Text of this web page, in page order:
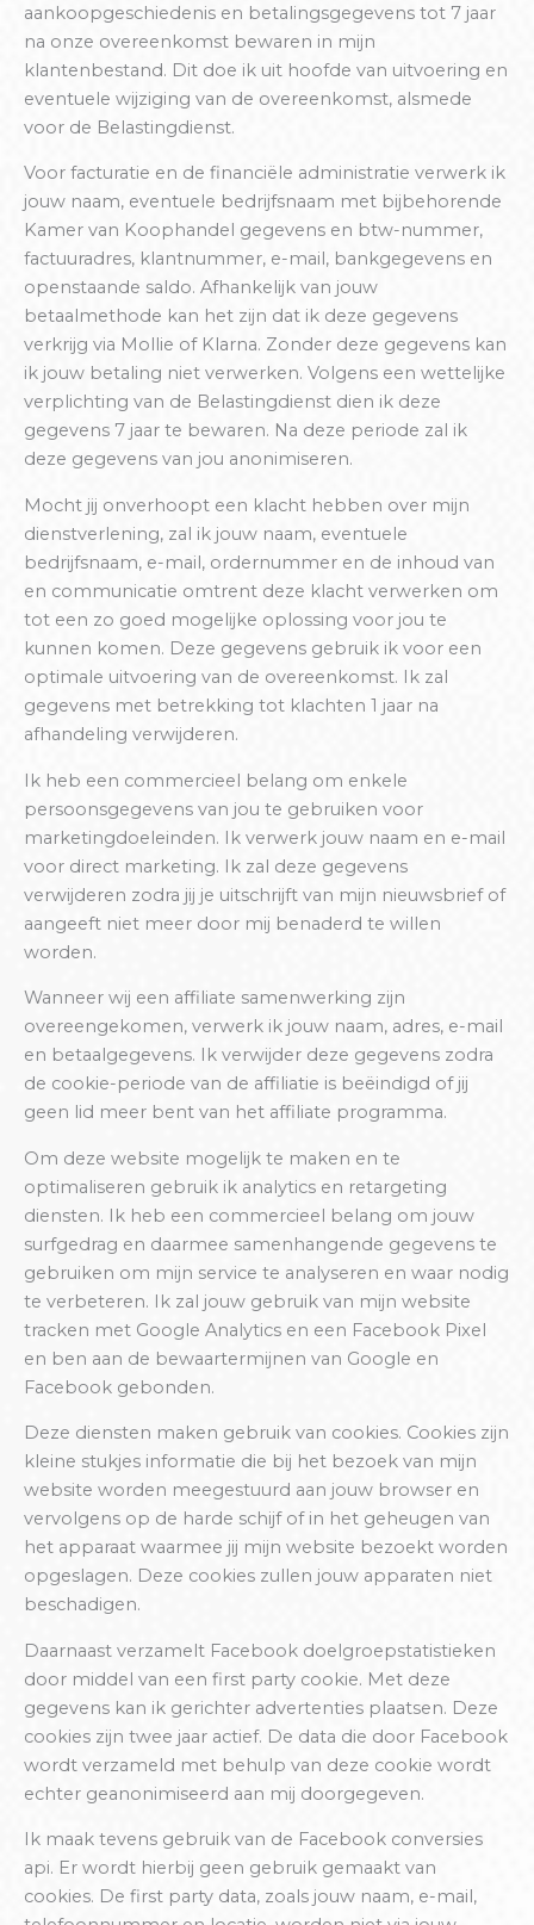
aankoopgeschiedenis en betalingsgegevens tot 7 jaar
na onze overeenkomst bewaren in mijn
klantenbestand. Dit doe ik uit hoofde van uitvoering en
eventuele wijziging van de overeenkomst, alsmede
voor de Belastingdienst.
Voor facturatie en de financiële administratie verwerk ik
jouw naam, eventuele bedrijfsnaam met bijbehorende
Kamer van Koophandel gegevens en btw-nummer,
factuuradres, klantnummer, e-mail, bankgegevens en
openstaande saldo. Afhankelijk van jouw
betaalmethode kan het zijn dat ik deze gegevens
verkrijg via Mollie of Klarna. Zonder deze gegevens kan
ik jouw betaling niet verwerken. Volgens een wettelijke
verplichting van de Belastingdienst dien ik deze
gegevens 7 jaar te bewaren. Na deze periode zal ik
deze gegevens van jou anonimiseren.
Mocht jij onverhoopt een klacht hebben over mijn
dienstverlening, zal ik jouw naam, eventuele
bedrijfsnaam, e-mail, ordernummer en de inhoud van
en communicatie omtrent deze klacht verwerken om
tot een zo goed mogelijke oplossing voor jou te
kunnen komen. Deze gegevens gebruik ik voor een
optimale uitvoering van de overeenkomst. Ik zal
gegevens met betrekking tot klachten 1 jaar na
afhandeling verwijderen.
Ik heb een commercieel belang om enkele
persoonsgegevens van jou te gebruiken voor
marketingdoeleinden. Ik verwerk jouw naam en e-mail
voor direct marketing. Ik zal deze gegevens
verwijderen zodra jij je uitschrijft van mijn nieuwsbrief of
aangeeft niet meer door mij benaderd te willen
worden.
Wanneer wij een affiliate samenwerking zijn
overeengekomen, verwerk ik jouw naam, adres, e-mail
en betaalgegevens. Ik verwijder deze gegevens zodra
de cookie-periode van de affiliatie is beëindigd of jij
geen lid meer bent van het affiliate programma.
Om deze website mogelijk te maken en te
optimaliseren gebruik ik analytics en retargeting
diensten. Ik heb een commercieel belang om jouw
surfgedrag en daarmee samenhangende gegevens te
gebruiken om mijn service te analyseren en waar nodig
te verbeteren. Ik zal jouw gebruik van mijn website
tracken met Google Analytics en een Facebook Pixel
en ben aan de bewaartermijnen van Google en
Facebook gebonden.
Deze diensten maken gebruik van cookies. Cookies zijn
kleine stukjes informatie die bij het bezoek van mijn
website worden meegestuurd aan jouw browser en
vervolgens op de harde schijf of in het geheugen van
het apparaat waarmee jij mijn website bezoekt worden
opgeslagen. Deze cookies zullen jouw apparaten niet
beschadigen.
Daarnaast verzamelt Facebook doelgroepstatistieken
door middel van een first party cookie. Met deze
gegevens kan ik gerichter advertenties plaatsen. Deze
cookies zijn twee jaar actief. De data die door Facebook
wordt verzameld met behulp van deze cookie wordt
echter geanonimiseerd aan mij doorgegeven.
Ik maak tevens gebruik van de Facebook conversies
api. Er wordt hierbij geen gebruik gemaakt van
cookies. De first party data, zoals jouw naam, e-mail,